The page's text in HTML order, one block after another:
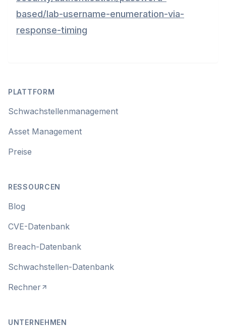
based/lab-username-enumeration-via-
response-timing
PLATTFORM
Schwachstellenmanagement
Asset Management
Preise
RESSOURCEN
Blog
CVE-Datenbank
Breach-Datenbank
Schwachstellen-Datenbank
Rechner
UNTERNEHMEN